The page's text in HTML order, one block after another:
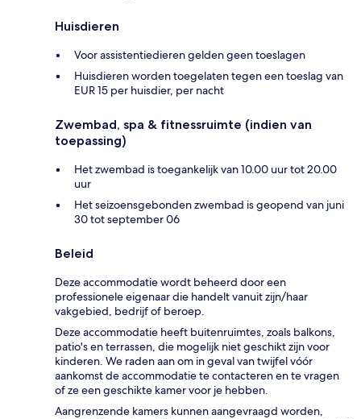
Huisdieren
Voor assistentiedieren gelden geen toeslagen
Huisdieren worden toegelaten tegen een toeslag van
EUR 15 per huisdier, per nacht
Zwembad, spa & fitnessruimte (indien van
toepassing)
Het zwembad is toegankelijk van 10.00 uur tot 20.00
uur
Het seizoensgebonden zwembad is geopend van juni
30 tot september 06
Beleid
Deze accommodatie wordt beheerd door een
professionele eigenaar die handelt vanuit zijn/haar
vakgebied, bedrijf of beroep.
Deze accommodatie heeft buitenruimtes, zoals balkons,
patio's en terrassen, die mogelijk niet geschikt zijn voor
kinderen. We raden aan om in geval van twijfel vóór
aankomst de accommodatie te contacteren en te vragen
of ze een geschikte kamer voor je hebben.
Aangrenzende kamers kunnen aangevraagd worden,